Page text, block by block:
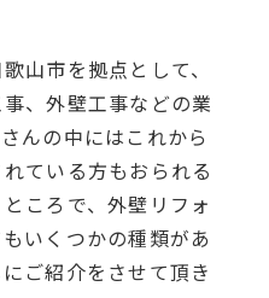
山市を拠点として、
、外壁工事などの業
んの中にはこれから
ている方もおられる
ころで、外壁リフォ
いくつかの種類があ
ご紹介をさせて頂き